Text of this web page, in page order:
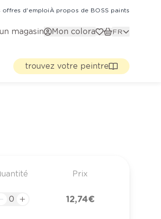
offres d'emploiÀ propos de BOSS paints
magasin Mon colora FR
trouvez votre peintre
Prix
12,74 €